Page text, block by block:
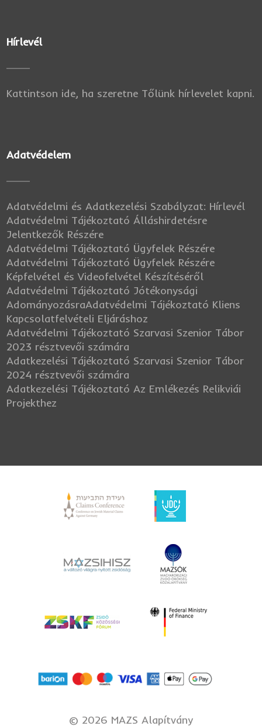
Hírlevél
Kattintson ide, ha szeretne Tőlünk hírlevelet kapni.
Adatvédelem
Adatvédelmi és Adatkezelési Szabályzat: Hírlevél
Adatvédelmi Tájékoztató Álláshirdetésre
Jelentkezők Részére
Adatvédelmi Tájékoztató Ügyfelek Részére
Adatvédelmi Tájékoztató Ügyfelek Részére
Képfelvétel és Videofelvétel Készítéséről
Adatvédelmi Tájékoztató Jótékonysági
AdományozásraAdatvédelmi Tájékoztató Kliens
Kapcsolatfelvételi Eljáráshoz
Adatvédelmi Tájékoztató Szarvasi Szenior Tábor
2023 résztvevői számára
Adatkezelési Tájékoztató Szarvasi Szenior Tábor
2024 résztvevői számára
Adatkezelési Tájékoztató Az Emlékezés Relikviái
Projekthez
© 2026 MAZS Alapítvány